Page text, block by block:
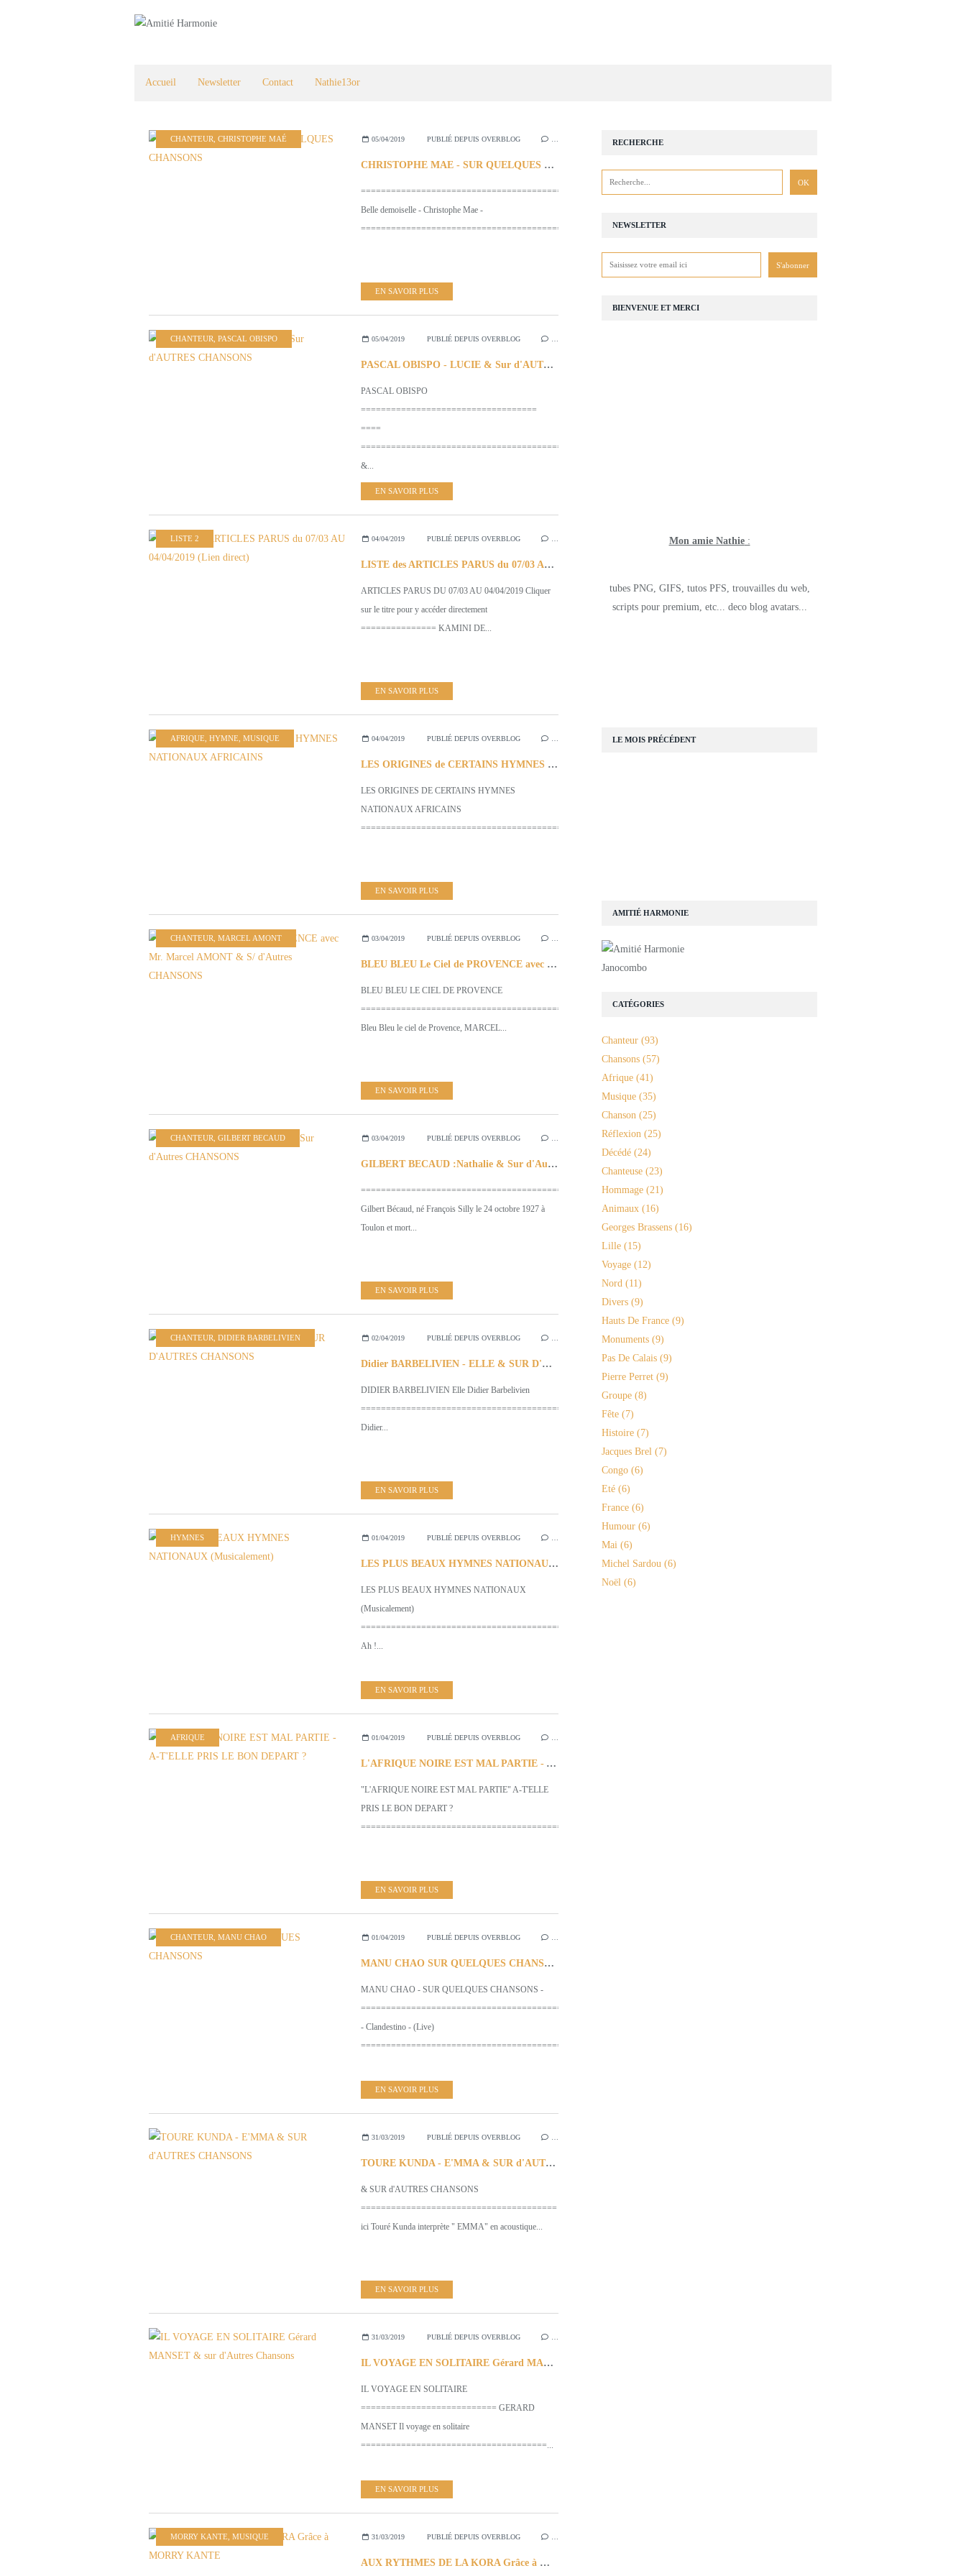
Accueil Newsletter Contact Nathie13or
CHANTEUR CHRISTOPHE MAÉ 05/04/2019 PUBLIÉ DEPUIS OVERBLOG
CHRISTOPHE MAE - SUR QUELQUES CHANSONS
============================================
Belle demoiselle - Christophe Mae -
=====================================================================================...
EN SAVOIR PLUS
CHANTEUR PASCAL OBISPO 05/04/2019 PUBLIÉ DEPUIS OVERBLOG
PASCAL OBISPO - LUCIE & Sur d'AUTRES CHANSONS
PASCAL OBISPO
===================================
====
======================================================
&...
EN SAVOIR PLUS
LISTE 2 04/04/2019 PUBLIÉ DEPUIS OVERBLOG
LISTE des ARTICLES PARUS du 07/03 AU 04/04/2019 (Lien direct)
ARTICLES PARUS DU 07/03 AU 04/04/2019 Cliquer
sur le titre pour y accéder directement
=============== KAMINI DE...
EN SAVOIR PLUS
AFRIQUE HYMNE MUSIQUE 04/04/2019 PUBLIÉ DEPUIS OVERBLOG
LES ORIGINES de CERTAINS HYMNES NATIONAUX AFRICAINS
LES ORIGINES DE CERTAINS HYMNES
NATIONAUX AFRICAINS
==============================================================...
EN SAVOIR PLUS
CHANTEUR MARCEL AMONT 03/04/2019 PUBLIÉ DEPUIS OVERBLOG
BLEU BLEU Le Ciel de PROVENCE avec Mr. Marcel AMONT & S/ d'Autres CHANSONS
BLEU BLEU LE CIEL DE PROVENCE
================================================
Bleu Bleu le ciel de Provence, MARCEL...
EN SAVOIR PLUS
CHANTEUR GILBERT BECAUD 03/04/2019 PUBLIÉ DEPUIS OVERBLOG
GILBERT BECAUD :Nathalie & Sur d'Autres CHANSONS
==========================================
Gilbert Bécaud, né François Silly le 24 octobre 1927 à
Toulon et mort...
EN SAVOIR PLUS
CHANTEUR DIDIER BARBELIVIEN 02/04/2019 PUBLIÉ DEPUIS OVERBLOG
Didier BARBELIVIEN - ELLE & SUR D'AUTRES CHANSONS
DIDIER BARBELIVIEN Elle Didier Barbelivien
=============================================================
Didier...
EN SAVOIR PLUS
HYMNES 01/04/2019 PUBLIÉ DEPUIS OVERBLOG
LES PLUS BEAUX HYMNES NATIONAUX (Musicalement)
LES PLUS BEAUX HYMNES NATIONAUX
(Musicalement)
===========================================================
Ah !...
EN SAVOIR PLUS
AFRIQUE 01/04/2019 PUBLIÉ DEPUIS OVERBLOG
L'AFRIQUE NOIRE EST MAL PARTIE - A-T'ELLE PRIS LE BON DEPART ?
"L'AFRIQUE NOIRE EST MAL PARTIE" A-T'ELLE
PRIS LE BON DEPART ?
==========================================================================...
EN SAVOIR PLUS
CHANTEUR MANU CHAO 01/04/2019 PUBLIÉ DEPUIS OVERBLOG
MANU CHAO SUR QUELQUES CHANSONS
MANU CHAO - SUR QUELQUES CHANSONS -
==========================================
- Clandestino - (Live)
=======================================================...
EN SAVOIR PLUS
31/03/2019 PUBLIÉ DEPUIS OVERBLOG
TOURE KUNDA - E'MMA & SUR d'AUTRES CHANSONS
& SUR d'AUTRES CHANSONS
=======================================
ici Touré Kunda interprète " EMMA" en acoustique...
EN SAVOIR PLUS
31/03/2019 PUBLIÉ DEPUIS OVERBLOG
IL VOYAGE EN SOLITAIRE Gérard MANSET & sur d'Autres Chansons
IL VOYAGE EN SOLITAIRE
=========================== GERARD
MANSET Il voyage en solitaire
=====================================...
EN SAVOIR PLUS
MORRY KANTE MUSIQUE 31/03/2019 PUBLIÉ DEPUIS OVERBLOG
AUX RYTHMES DE LA KORA Grâce à MORRY KANTE
NEWSLETTER
RECHERCHE
AMITIÉ HARMONIE
Janocombo
CATÉGORIES
Chanteur (93)
Chansons (57)
Afrique (41)
Musique (35)
Chanson (25)
Réflexion (25)
Décédé (24)
Chanteuse (23)
Hommage (21)
Animaux (16)
Georges Brassens (16)
Lille (15)
Voyage (12)
Nord (11)
Divers (9)
Hauts De France (9)
Monuments (9)
Pas De Calais (9)
Pierre Perret (9)
Groupe (8)
Fête (7)
Histoire (7)
Jacques Brel (7)
Congo (6)
Eté (6)
France (6)
Humour (6)
Mai (6)
Michel Sardou (6)
Noël (6)
LE MOIS PRÉCÉDENT
BIENVENUE ET MERCI
Mon amie Nathie:
tubes PNG, GIFS, tutos PFS, trouvailles du web,
scripts pour premium, etc... deco blog avatars...